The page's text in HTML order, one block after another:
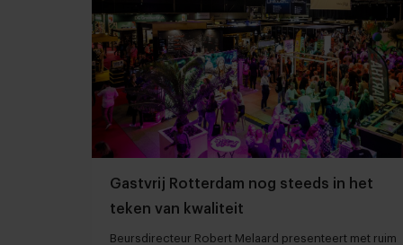
Gastvrij Rotterdam nog steeds in het
teken van kwaliteit
Beursdirecteur Robert Melaard presenteert met ruim